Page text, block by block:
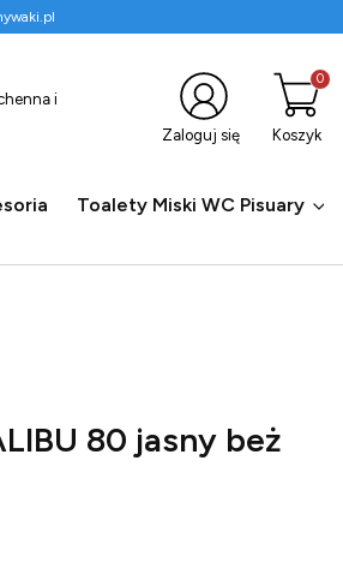
i
Zaloguj się
Koszyk
Toalety Miski WC Pisuary
80 jasny beż